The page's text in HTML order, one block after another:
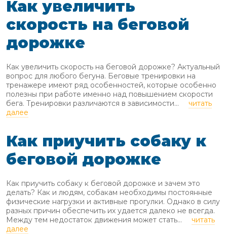
Как увеличить
скорость на беговой
дорожке
Как увеличить скорость на беговой дорожке? Актуальный
вопрос для любого бегуна. Беговые тренировки на
тренажере имеют ряд особенностей, которые особенно
полезны при работе именно над повышением скорости
бега. Тренировки различаются в зависимости...
читать
далее
Как приучить собаку к
беговой дорожке
Как приучить собаку к беговой дорожке и зачем это
делать? Как и людям, собакам необходимы постоянные
физические нагрузки и активные прогулки. Однако в силу
разных причин обеспечить их удается далеко не всегда.
Между тем недостаток движения может стать...
читать
далее